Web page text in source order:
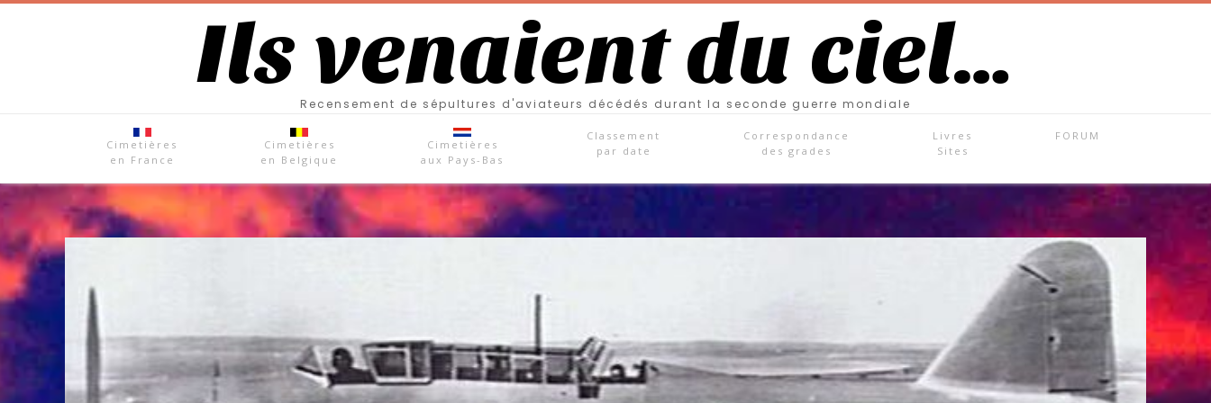
Ils venaient du ciel…
Recensement de sépultures d'aviateurs décédés durant la seconde guerre mondiale
Cimetières
en France
Cimetières
en Belgique
Cimetières
aux Pays-Bas
Classement
par date
Correspondance
des grades
Livres
Sites
FORUM